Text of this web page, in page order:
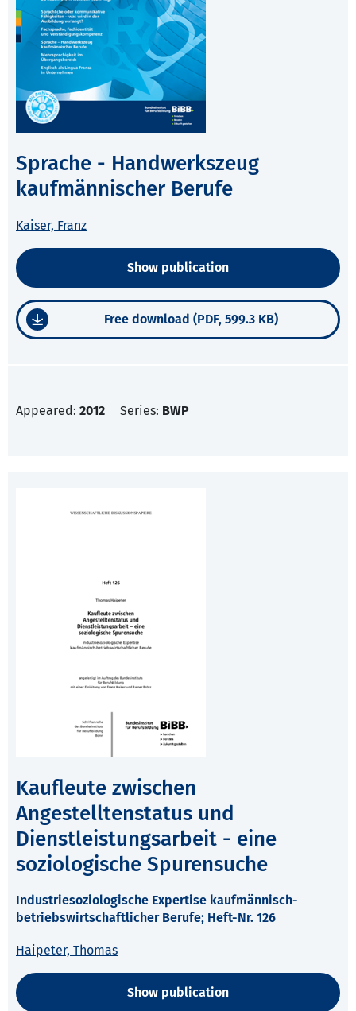
Sprache - Handwerkszeug
kaufmännischer Berufe
Kaiser, Franz
Show publication
Free download (PDF, 599.3 KB)
Appeared: 2012 Series: BWP
Kaufleute zwischen
Angestelltenstatus und
Dienstleistungsarbeit - eine
soziologische Spurensuche
Industriesoziologische Expertise kaufmännisch-
betriebswirtschaftlicher Berufe; Heft-Nr. 126
Haipeter, Thomas
Show publication